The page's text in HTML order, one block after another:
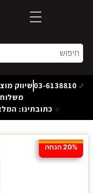
03-6138810שיווק
משלוח
כתובתינו: המלאכה 63 ,אזור
20% הנחה